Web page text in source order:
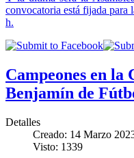
convocatoria está fijada para
h.
Campeones en la
Benjamín de
Detalles
Creado: 14 Marzo
Visto: 1339